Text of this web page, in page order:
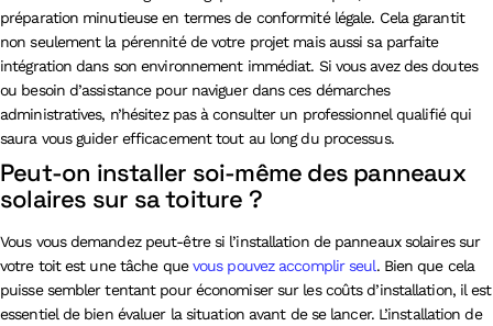
préparation minutieuse en termes de conformité légale. Cela garantit
non seulement la pérennité de votre projet mais aussi sa parfaite
intégration dans son environnement immédiat. Si vous avez des doutes
ou besoin d’assistance pour naviguer dans ces démarches
administratives, n’hésitez pas à consulter un professionnel qualifié qui
saura vous guider efficacement tout au long du processus.
Peut-on installer soi-même des panneaux
solaires sur sa toiture ?
Vous vous demandez peut-être si l’installation de panneaux solaires sur
votre toit est une tâche quevous pouvez accomplir seul. Bien que cela
puisse sembler tentant pour économiser sur les coûts d’installation, il est
essentiel de bien évaluer la situation avant de se lancer. L’installation de